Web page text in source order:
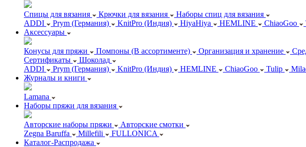
Спицы для вязания Крючки для вязания
Наборы спиц для вязания
ADDI
Prym (Германия) KnitPro (Индия) HiyaHiya HEMLINE ChiaoGoo
Аксессуары
Конусы для пряжи Помпоны (В ассортименте) Организация и хранение
Сертификаты
Шоколад
ADDI
Prym (Германия) KnitPro (Индия) HEMLINE ChiaoGoo Tulip
Журналы и книги
Lamana
Наборы пряжи для вязания
Авторские наборы пряжи
Авторские смотки
Zegna Baruffa
Millefili
FULLONICA
Каталог-Распродажа